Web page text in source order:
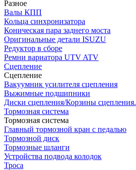
Разное
Валы КПП
Кольца синхронизатора
Коническая пара заднего моста
Оригинальные детали ISUZU
Редуктор в сборе
Ремни вариатора UTV ATV
Сцепление
Сцепление
Вакуумник усилителя сцепления
Выжимные подшипники
Диски сцепления/Корзины сцепления.
Тормозная система
Тормозная система
Главный тормозной кран с педалью
Тормозной диск
Тормозные шланги
Устройства подвода колодок
Троса